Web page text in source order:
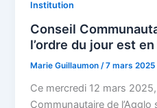
Institution
Conseil
l’ordre du jour est
Marie Guillaumon/7 mars 2025
Ce mercredi 12 mars
Communautaire de